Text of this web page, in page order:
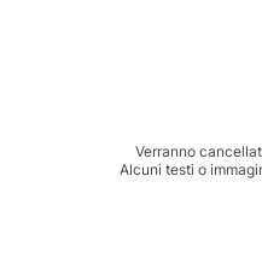
Verranno
Alcuni testi o